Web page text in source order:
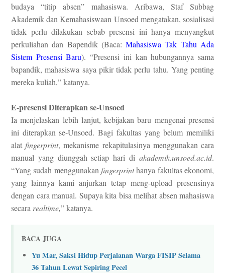
budaya “titip absen” mahasiswa.
Aribawa, Staf Subbag
Akademik dan Kemahasiswaan Unsoed mengatakan, sosialisasi
tidak perlu dilakukan sebab presensi ini hanya menyangkut
perkuliahan dan Bapendik (Baca:Mahasiswa Tak Tahu Ada
Sistem Presensi Baru). “Presensi ini kan hubungannya sama
bapandik, mahasiswa saya pikir tidak perlu tahu. Yang penting
mereka kuliah,” katanya.
E-presensi Diterapkan se-Unsoed
Ia menjelaskan lebih lanjut, kebijakan baru mengenai presensi
ini diterapkan se-Unsoed. Bagi fakultas yang belum memiliki
alatfingerprint, mekanisme rekapitulasinya menggunakan cara
manual yang diunggah setiap hari di akademik.unsoed.ac.id.
“Yang sudah menggunakanfingerprinthanya fakultas ekonomi,
yang lainnya kami anjurkan tetap meng-upload presensinya
dengan cara manual. Supaya kita bisa melihat absen mahasiswa
secara realtime,” katanya.
BACA JUGA
Yu Mar, Saksi Hidup Perjalanan Warga FISIP Selama
36 Tahun Lewat Sepiring Pecel